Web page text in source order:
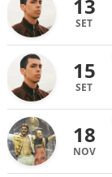
13
SET
15
SET
18
NOV